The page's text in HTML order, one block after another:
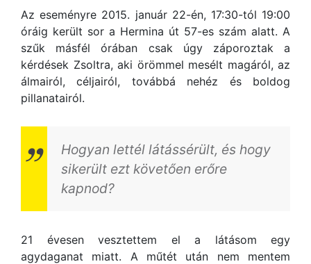
Az eseményre 2015. január 22-én, 17:30-tól 19:00
óráig került sor a Hermina út 57-es szám alatt. A
szűk másfél órában csak úgy záporoztak a
kérdések Zsoltra, aki örömmel mesélt magáról, az
álmairól, céljairól, továbbá nehéz és boldog
pillanatairól.
Hogyan lettél látássérült, és hogy
sikerült ezt követően erőre
kapnod?
21 évesen vesztettem el a látásom egy
agydaganat miatt. A műtét után nem mentem